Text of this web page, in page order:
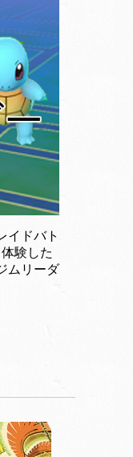
イドバト
験した
ムリーダ